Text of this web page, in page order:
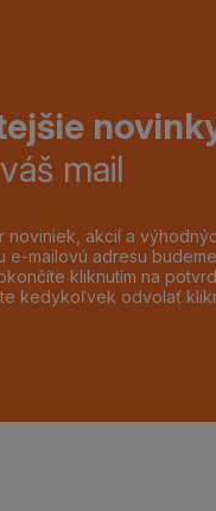
mail
noviniek, akcií a
e-mailovú adresu
kliknutím na
kedykoľvek odvolať